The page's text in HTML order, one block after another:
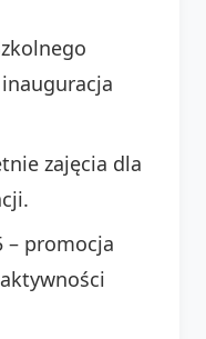
zajęcia dla
– promocja